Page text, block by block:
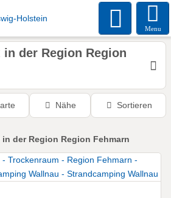
Menu
in der Region Region
Nähe Sortieren
in der Region Region Fehmarn